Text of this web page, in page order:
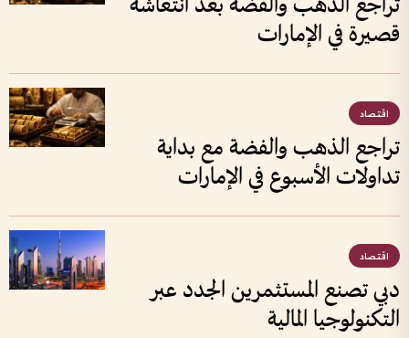
قصيرة في الإمارات
اقتصاد
تراجع الذهب والفضة مع بداية
تداولات الأسبوع في الإمارات
اقتصاد
دبي تصنع المستثمرين الجدد عبر
التكنولوجيا المالية